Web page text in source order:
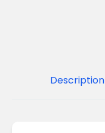
Description